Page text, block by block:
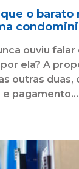
o barato
ouviu falar
ela? A
outras duas,
pagamento...